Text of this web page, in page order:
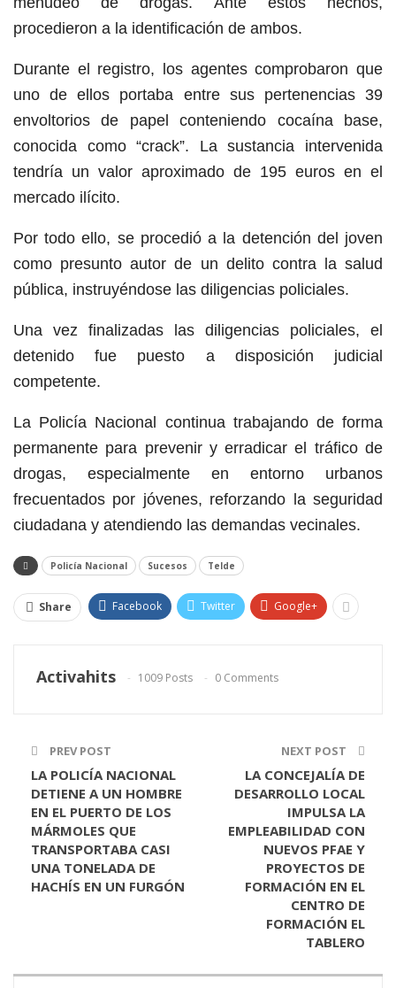
procedieron a la identificación de ambos.
Durante el registro, los agentes comprobaron que
uno de ellos portaba entre sus pertenencias 39
envoltorios de papel conteniendo cocaína base,
conocida como “crack”. La sustancia intervenida
tendría un valor aproximado de 195 euros en el
mercado ilícito.
Por todo ello, se procedió a la detención del joven
como presunto autor de un delito contra la salud
pública, instruyéndose las diligencias policiales.
Una vez finalizadas las diligencias policiales, el
detenido fue puesto a disposición judicial
competente.
La Policía Nacional continua trabajando de forma
permanente para prevenir y erradicar el tráfico de
drogas, especialmente en entorno urbanos
frecuentados por jóvenes, reforzando la seguridad
ciudadana y atendiendo las demandas vecinales.
Policía Nacional Sucesos Telde
Share Facebook Twitter Google+
Activahits 1009 Posts 0 Comments
PREV POST
LA POLICÍA NACIONAL
DETIENE A UN HOMBRE
EN EL PUERTO DE LOS
MÁRMOLES QUE
TRANSPORTABA CASI
UNA TONELADA DE
HACHÍS EN UN FURGÓN
NEXT POST
LA CONCEJALÍA DE
DESARROLLO LOCAL
IMPULSA LA
EMPLEABILIDAD CON
NUEVOS PFAE Y
PROYECTOS DE
FORMACIÓN EN EL
CENTRO DE
FORMACIÓN EL
TABLERO